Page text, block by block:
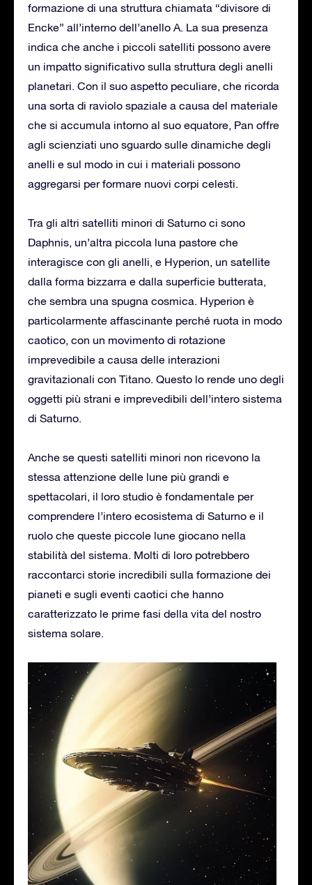
formazione di una struttura chiamata “divisore di
Encke” all’interno dell’anello A. La sua presenza
indica che anche i piccoli satelliti possono avere
un impatto significativo sulla struttura degli anelli
planetari. Con il suo aspetto peculiare, che ricorda
una sorta di raviolo spaziale a causa del materiale
che si accumula intorno al suo equatore, Pan offre
agli scienziati uno sguardo sulle dinamiche degli
anelli e sul modo in cui i materiali possono
aggregarsi per formare nuovi corpi celesti.
Tra gli altri satelliti minori di Saturno ci sono
Daphnis, un’altra piccola luna pastore che
interagisce con gli anelli, e Hyperion, un satellite
dalla forma bizzarra e dalla superficie butterata,
che sembra una spugna cosmica. Hyperion è
particolarmente affascinante perché ruota in modo
caotico, con un movimento di rotazione
imprevedibile a causa delle interazioni
gravitazionali con Titano. Questo lo rende uno degli
oggetti più strani e imprevedibili dell’intero sistema
di Saturno.
Anche se questi satelliti minori non ricevono la
stessa attenzione delle lune più grandi e
spettacolari, il loro studio è fondamentale per
comprendere l’intero ecosistema di Saturno e il
ruolo che queste piccole lune giocano nella
stabilità del sistema. Molti di loro potrebbero
raccontarci storie incredibili sulla formazione dei
pianeti e sugli eventi caotici che hanno
caratterizzato le prime fasi della vita del nostro
sistema solare.